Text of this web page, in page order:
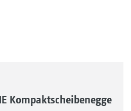
Kompaktscheibenegge